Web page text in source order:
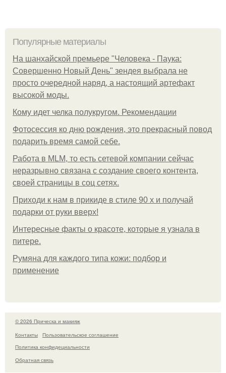
Популярные материалы
На шанхайской премьере "Человека - Паука:
Совершенно Новый День" зендея выбрала не
просто очередной наряд, а настоящий артефакт
высокой моды.
Кому идет челка полукругом. Рекомендации
Фотосессия ко дню рождения, это прекрасный повод
подарить время самой себе.
Работа в MLM, то есть сетевой компании сейчас
неразрывно связана с создание своего контента,
своей страницы в соц сетях.
Приходи к нам в прикиде в стиле 90 х и получай
подарки от руки вверх!
Интересные факты о красоте, которые я узнала в
питере.
Румяна для каждого типа кожи: подбор и
применение
© 2026 Прическа и макияж
Контакты
Пользовательское соглашение
Политика конфидециальности
Обратная связь